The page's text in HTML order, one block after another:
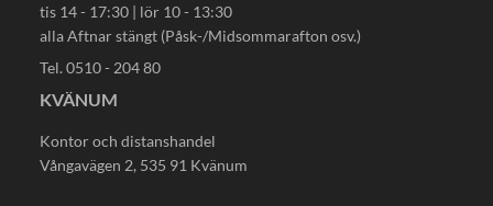
tis 14 - 17:30 | lör 10 - 13:30
alla Aftnar stängt (Påsk-/Midsommarafton osv.)
Tel. 0510 - 204 80
KVÄNUM
Kontor och distanshandel
Vångavägen 2, 535 91 Kvänum